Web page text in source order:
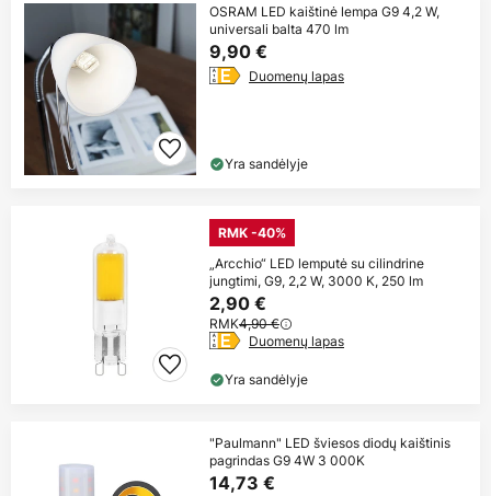
OSRAM LED kaištinė lempa G9 4,2 W,
universali balta 470 lm
9,90 €
Duomenų lapas
Yra sandėlyje
RMK -40%
„Arcchio“ LED lemputė su cilindrine
jungtimi, G9, 2,2 W, 3000 K, 250 lm
2,90 €
RMK4,90 €
Duomenų lapas
Yra sandėlyje
"Paulmann" LED šviesos diodų kaištinis
pagrindas G9 4W 3 000K
14,73 €